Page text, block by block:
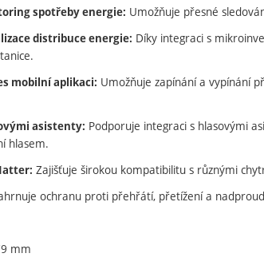
spotřeby energie: Umožňuje přesné
distribuce energie: Díky integraci s
mobilní aplikaci: Umožňuje zapínání a vypínání
asistenty: Podporuje integraci s hlasovými
hlasem.
Zajišťuje širokou kompatibilitu s různými
ochranu proti přehřátí, přetížení a
mm